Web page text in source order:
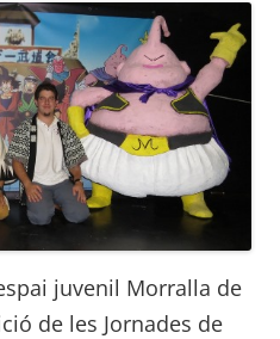
juvenil Morralla de
de les Jornades de